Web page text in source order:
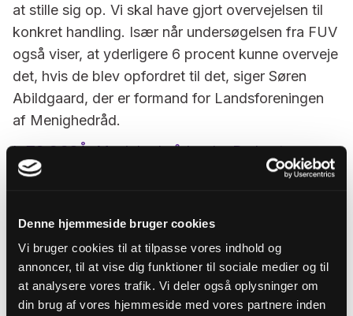
Denne hjemmeside bruger cookies
Vi bruger cookies til at tilpasse vores indhold og
annoncer, til at vise dig funktioner til sociale medier og til
at analysere vores trafik. Vi deler også oplysninger om
din brug af vores hjemmeside med vores partnere inden
at stille sig op. Vi skal have gjort overvejelsen til
konkret handling. Især når undersøgelsen fra FUV
også viser, at yderligere 6 procent kunne overveje
det, hvis de blev opfordret til det, siger Søren
Abildgaard, der er formand for Landsforeningen
af Menighedråd.
LÆS OGSÅ: Menighedsrådsvalg: Du bestemmer,
hvad din kirke kan
At det kan være svært at engagere folk i frivilligt
arbejde er ikke enestående for folkekirken.
- Det hører vi generelt fra alle former for frivilligt
arbejdet. Og derudover ser vi, at der sker en